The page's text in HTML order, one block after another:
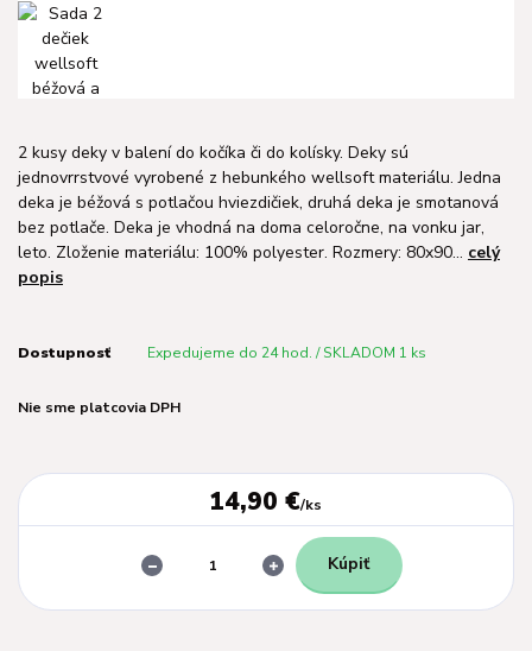
2 kusy deky v balení do kočíka či do kolísky. Deky sú
jednovrrstvové vyrobené z hebunkého wellsoft materiálu. Jedna
deka je béžová s potlačou hviezdičiek, druhá deka je smotanová
bez potlače. Deka je vhodná na doma celoročne, na vonku jar,
leto. Zloženie materiálu: 100% polyester. Rozmery: 80x90... celý
popis
Dostupnosť Expedujeme do 24 hod. / SKLADOM 1 ks
Nie sme platcovia DPH
14,90 €/ks
Kúpiť